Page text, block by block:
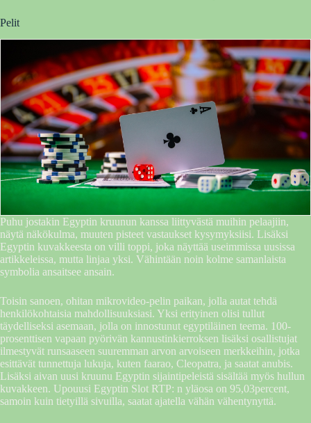
Pelit
Puhu jostakin Egyptin kruunun kanssa liittyvästä muihin pelaajiin,
näytä näkökulma, muuten pisteet vastaukset kysymyksiisi. Lisäksi
Egyptin kuvakkeesta on villi toppi, joka näyttää useimmissa uusissa
artikkeleissa, mutta linjaa yksi. Vähintään noin kolme samanlaista
symbolia ansaitsee ansain.
Toisin sanoen, ohitan mikrovideo-pelin paikan, jolla autat tehdä
henkilökohtaisia ​​mahdollisuuksiasi. Yksi erityinen olisi tullut
täydelliseksi asemaan, jolla on innostunut egyptiläinen teema. 100-
prosenttisen vapaan pyörivän kannustinkierroksen lisäksi osallistujat
ilmestyvät runsaaseen suuremman arvon arvoiseen merkkeihin, jotka
esittävät tunnettuja lukuja, kuten faarao, Cleopatra, ja saatat anubis.
Lisäksi aivan uusi kruunu Egyptin sijaintipeleistä sisältää myös hullun
kuvakkeen. Upouusi Egyptin Slot RTP: n yläosa on 95,03percent,
samoin kuin tietyillä sivuilla, saatat ajatella vähän vähentynyttä.